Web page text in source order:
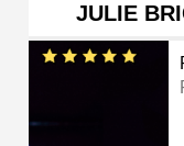
JULIE